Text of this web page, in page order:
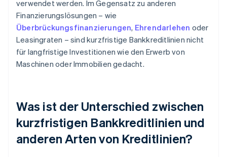
verwendet werden. Im Gegensatz zu anderen
Finanzierungslösungen – wie
Überbrückungsfinanzierungen, Ehrendarlehen oder
Leasingraten – sind kurzfristige Bankkreditlinien nicht
für langfristige Investitionen wie den Erwerb von
Maschinen oder Immobilien gedacht.
Was ist der Unterschied zwischen
kurzfristigen Bankkreditlinien und
anderen Arten von Kreditlinien?